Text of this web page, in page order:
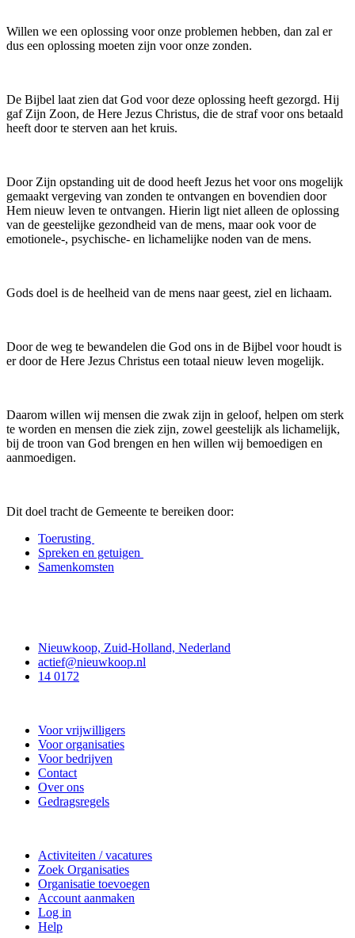
Willen we een oplossing voor onze problemen hebben, dan zal er
dus een oplossing moeten zijn voor onze zonden.
De Bijbel laat zien dat God voor deze oplossing heeft gezorgd. Hij
gaf Zijn Zoon, de Here Jezus Christus, die de straf voor ons betaald
heeft door te sterven aan het kruis.
Door Zijn opstanding uit de dood heeft Jezus het voor ons mogelijk
gemaakt vergeving van zonden te ontvangen en bovendien door
Hem nieuw leven te ontvangen. Hierin ligt niet alleen de oplossing
van de geestelijke gezondheid van de mens, maar ook voor de
emotionele-, psychische- en lichamelijke noden van de mens.
Gods doel is de heelheid van de mens naar geest, ziel en lichaam.
Door de weg te bewandelen die God ons in de Bijbel voor houdt is
er door de Here Jezus Christus een totaal nieuw leven mogelijk.
Daarom willen wij mensen die zwak zijn in geloof, helpen om sterk
te worden en mensen die ziek zijn, zowel geestelijk als lichamelijk,
bij de troon van God brengen en hen willen wij bemoedigen en
aanmoedigen.
Dit doel tracht de Gemeente te bereiken door:
Toerusting
Spreken en getuigen
Samenkomsten
Nieuwkoop, Zuid-Holland, Nederland
actief@nieuwkoop.nl
14 0172
Voor vrijwilligers
Voor organisaties
Voor bedrijven
Contact
Over ons
Gedragsregels
Activiteiten / vacatures
Zoek Organisaties
Organisatie toevoegen
Account aanmaken
Log in
Help